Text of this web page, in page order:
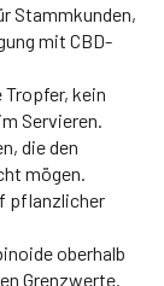
Stammkunden,
mit CBD-
Tropfer, kein
Servieren.
die den
mögen.
pflanzlicher
oberhalb
Grenzwerte.